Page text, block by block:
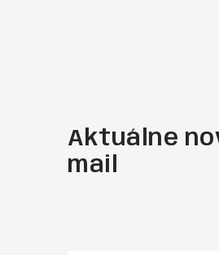
Aktuálne
mail